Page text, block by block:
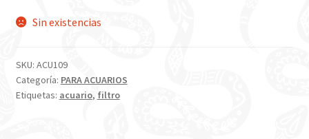
Sin existencias
SKU: ACU109
Categoría: PARA ACUARIOS
Etiquetas: acuario, filtro